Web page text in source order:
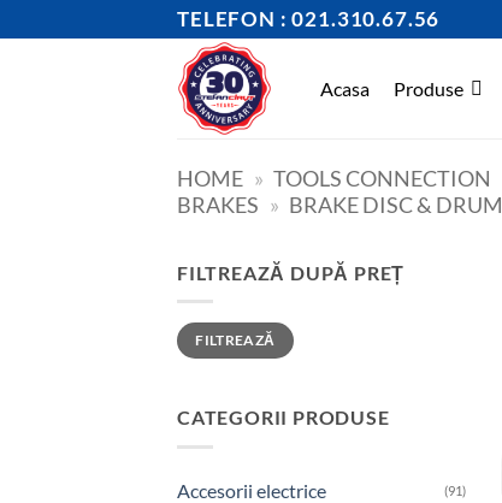
to
TELEFON : 021.310.67.56
Acasa Produse
HOME » TOOLS CONNECTION
BRAKES » BRAKE DISC & DRUM
FILTREAZĂ DUPĂ PREȚ
Preț
minim
Preț
maxim
FILTREAZĂ
CATEGORII PRODUSE
Accesorii electrice (91)